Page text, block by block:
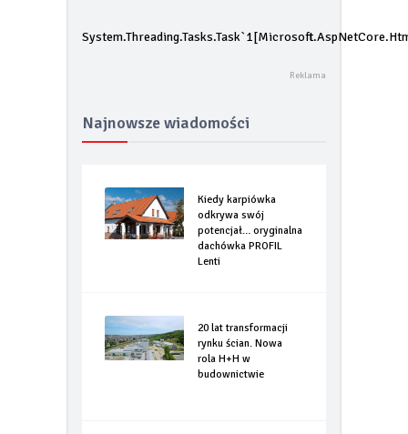
Najnowsze wiadomości
Kiedy karpiówka
odkrywa swój
potencjał… oryginalna
dachówka PROFIL
Lenti
20 lat transformacji
rynku ścian. Nowa
rola H+H w
budownictwie